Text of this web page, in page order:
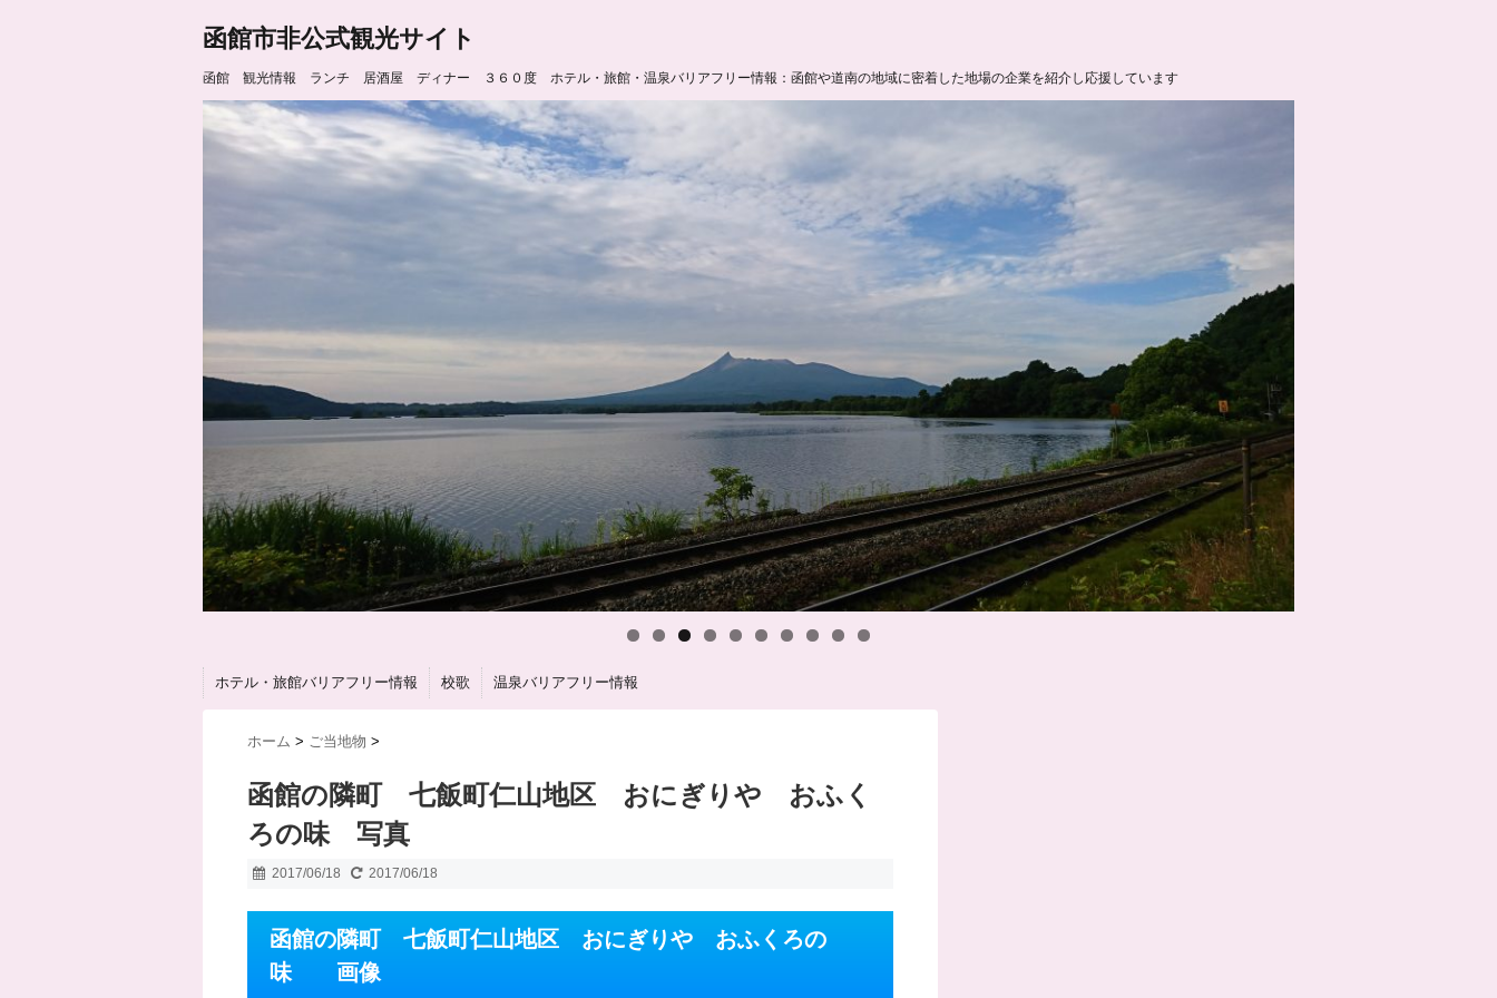
函館市非公式観光サイト
函館 観光情報 ランチ 居酒屋 ディナー ３６０度 ホテル・旅館・温泉バリアフリー情報：函館や道南の地域に密着した地場の企業を紹介し応援しています
ホテル・旅館バリアフリー情報 校歌 温泉バリアフリー情報
ホーム > ご当地物 >
函館の隣町 七飯町仁山地区 おにぎりや おふく
ろの味 写真
2017/06/18 2017/06/18
函館の隣町 七飯町仁山地区 おにぎりや おふくろの
味 画像